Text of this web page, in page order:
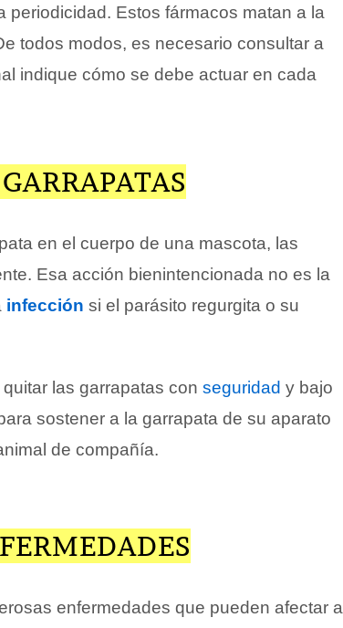
periodicidad. Estos fármacos matan a la
todos modos, es necesario consultar a
indique cómo se debe actuar en cada
en el cuerpo de una mascota, las
Esa acción bienintencionada no es la
infección si el parásito regurgita o su
las garrapatas con seguridad y bajo
sostener a la garrapata de su aparato
de compañía.
enfermedades que pueden afectar al